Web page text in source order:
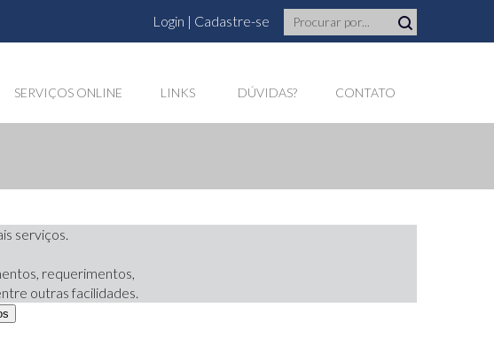
Login | Cadastre-se
SERVIÇOS ONLINE LINKS DÚVIDAS? CONTATO
serviços.
requerimentos,
outras facilidades.